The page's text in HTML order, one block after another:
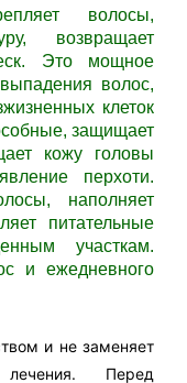
волосы,
возвращает
Это мощное
волос,
клеток
защищает
кожу головы
перхоти.
наполняет
питательные
участкам.
и ежедневного
и не заменяет
лечения. Перед